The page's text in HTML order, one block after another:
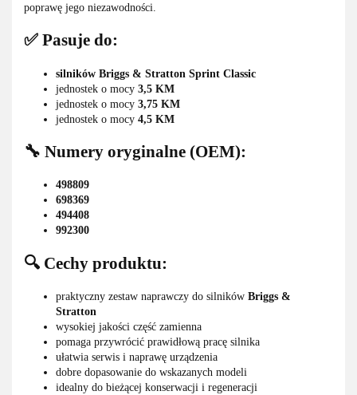
poprawę jego niezawodności.
✅ Pasuje do:
silników Briggs & Stratton Sprint Classic
jednostek o mocy 3,5 KM
jednostek o mocy 3,75 KM
jednostek o mocy 4,5 KM
🔧 Numery oryginalne (OEM):
498809
698369
494408
992300
🔍 Cechy produktu:
praktyczny zestaw naprawczy do silników Briggs &
Stratton
wysokiej jakości część zamienna
pomaga przywrócić prawidłową pracę silnika
ułatwia serwis i naprawę urządzenia
dobre dopasowanie do wskazanych modeli
idealny do bieżącej konserwacji i regeneracji